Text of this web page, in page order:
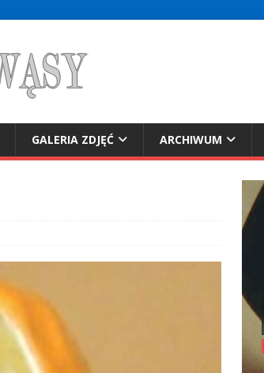
GALERIA ZDJĘĆ ARCHIWUM